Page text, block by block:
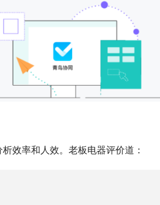
效率和人效。老板电器评价道：